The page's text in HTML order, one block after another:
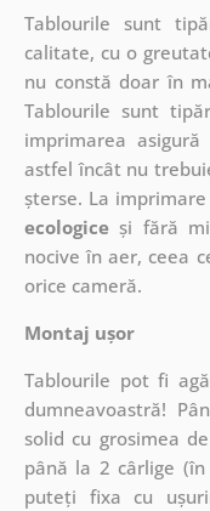
Tablourile sunt
calitate, cu o
nu constă doar în
Tablourile sunt
imprimarea
astfel încât nu
șterse. La
ecologiceși fără
nocive în aer, ceea
orice cameră.
Montaj ușor
Tablourile pot fi
dumneavoastră!
solid cu grosimea
până la 2 cârlige
puteți fixa cu